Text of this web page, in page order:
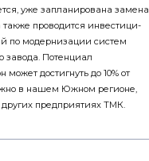
уже запланирована замена
также проводится инвестици­
по модернизации систем
завода. Потенциал
достигнуть до 10% от
в нашем Южном регионе,
предприятиях ТМК.